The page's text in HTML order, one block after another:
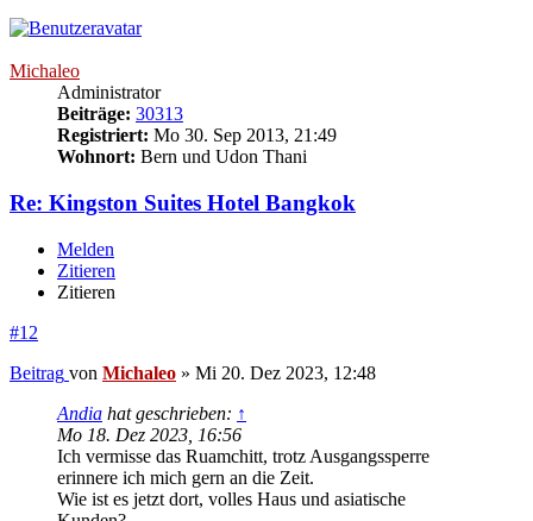
Michaleo
Administrator
Beiträge: 30313
Registriert: Mo 30. Sep 2013, 21:49
Wohnort: Bern und Udon Thani
Re: Kingston Suites Hotel Bangkok
Melden
Zitieren
Zitieren
#12
Beitrag von Michaleo » Mi 20. Dez 2023, 12:48
Andia hat geschrieben: ↑
Mo 18. Dez 2023, 16:56
Ich vermisse das Ruamchitt, trotz Ausgangssperre
erinnere ich mich gern an die Zeit.
Wie ist es jetzt dort, volles Haus und asiatische